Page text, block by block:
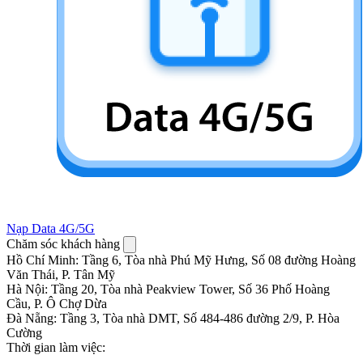
Nạp Data 4G/5G
Chăm sóc khách hàng
Hồ Chí Minh: Tầng 6, Tòa nhà Phú Mỹ Hưng, Số 08 đường Hoàng
Văn Thái, P. Tân Mỹ
Hà Nội: Tầng 20, Tòa nhà Peakview Tower, Số 36 Phố Hoàng
Cầu, P. Ô Chợ Dừa
Đà Nẵng: Tầng 3, Tòa nhà DMT, Số 484-486 đường 2/9, P. Hòa
Cường
Thời gian làm việc: